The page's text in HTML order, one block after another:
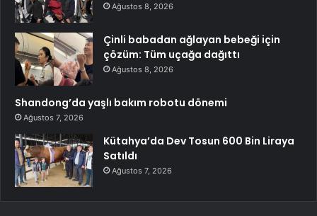
Ağustos 8, 2026
Çinli babadan ağlayan bebeği için
çözüm: Tüm uçağa dağıttı
Ağustos 8, 2026
Shandong’da yaşlı bakım robotu dönemi
Ağustos 7, 2026
Kütahya’da Dev Tosun 600 Bin Liraya
Satıldı
Ağustos 7, 2026